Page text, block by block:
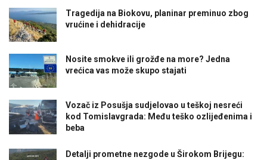
Tragedija na Biokovu, planinar preminuo zbog
vrućine i dehidracije
Nosite smokve ili grožđe na more? Jedna
vrećica vas može skupo stajati
Vozač iz Posušja sudjelovao u teškoj nesreći
kod Tomislavgrada: Među teško ozlijeđenima i
beba
Detalji prometne nezgode u Širokom Brijegu: